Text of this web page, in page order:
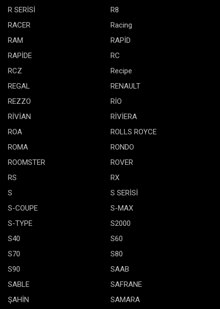
R SERİSİ
R8
RACER
Racing
RAM
RAPİD
RAPİDE
RC
RCZ
Recipe
REGAL
RENAULT
REZZO
RİO
RİVİAN
RİVİERA
ROA
ROLLS ROYCE
ROMA
RONDO
ROOMSTER
ROVER
RS
RX
S
S SERİSİ
S-COUPE
S-MAX
S-TYPE
S2000
S40
S60
S70
S80
S90
SAAB
SABLE
SAFRANE
ŞAHİN
SAMARA